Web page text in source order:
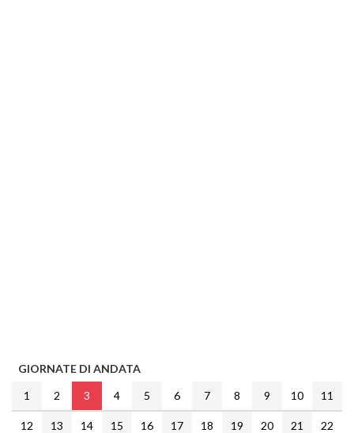
GIORNATE DI ANDATA
1
2 3 4 5 6 7 8 9 10 11
12 13 14 15 16 17 18 19 20 21
22